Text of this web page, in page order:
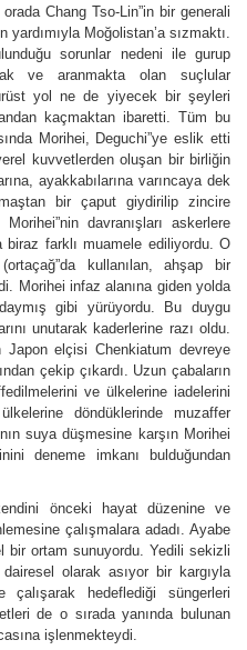
Chang Tso-Lin”in bir generali
Moğolistan’a sızmaktı.
sorunlar nedeni ile gurup
ve aranmakta olan suçlular
yol ne de yiyecek bir şeyleri
kaçmaktan ibaretti. Tüm bu
Morihei, Deguchi”ye eslik etti
kuvvetlerden oluşan bir birliğin
ayakkabılarına varıncaya dek
bir çaput giydirilip zincire
davranışları askerlere
farklı muamele ediliyordu. O
kullanılan, ahşap bir
Morihei infaz alanına giden yolda
gibi yürüyordu. Bu duygu
unutarak kaderlerine razı oldu.
elçisi Chenkiatum devreye
çekip çıkardı. Uzun çabaların
ve ülkelerine iadelerini
döndüklerinde muzaffer
suya düşmesine karşın Morihei
deneme imkanı bulduğundan
önceki hayat düzenine ve
çalışmalara adadı. Ayabe
bir ortam sunuyordu. Yedili sekizli
olarak asıyor bir kargıyla
hedeflediği süngerleri
de o sırada yanında bulunan
işlenmekteydi.